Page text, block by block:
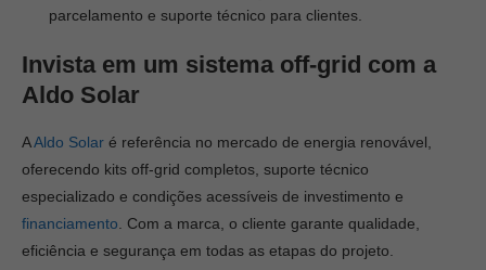
parcelamento e suporte técnico para clientes.
Invista em um sistema off-grid com a
Aldo Solar
AAldo Solar é referência no mercado de energia renovável,
oferecendo kits off-grid completos, suporte técnico
especializado e condições acessíveis de investimento e
financiamento . Com a marca, o cliente garante qualidade,
eficiência e segurança em todas as etapas do projeto.